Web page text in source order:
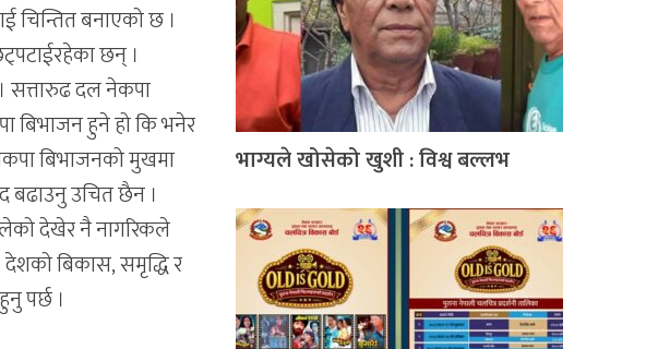
बनाएको छ ।
छन् ।
। सत्तारुढ दल नेकपा
बिभाजन हुने हो कि भनेर
बिभाजनको मुखमा
बढाउनु उचित छैन ।
देखेर नै नागरिकले
बिकास, समृद्धि र
पर्छ ।
भाग्यले खोसेको खुशी : विश्व बल्लभ